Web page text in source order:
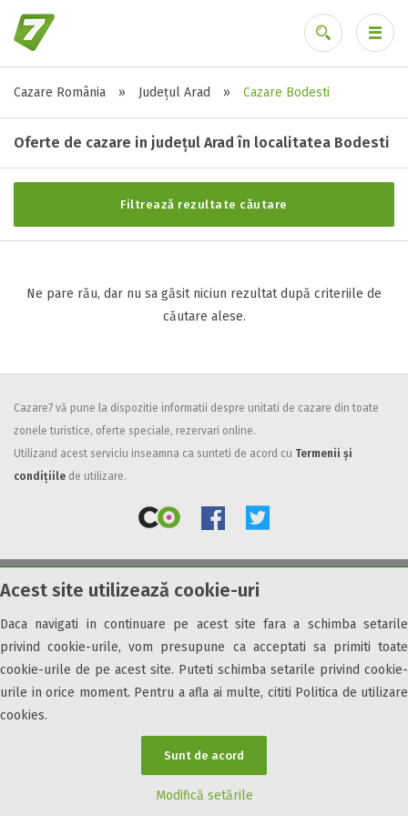
Acest site utilizează cookie-uri
Daca navigati in continuare pe acest site fara a schimba setarile
privind cookie-urile, vom presupune ca acceptati sa primiti toate
cookie-urile de pe acest site. Puteti schimba setarile privind cookie-
urile in orice moment. Pentru a afla ai multe, cititi Politica de utilizare
cookies.
Sunt de acord
Modifică setările
Cazare România » Județul Arad » Cazare Bodesti
Oferte de cazare in județul Arad în localitatea Bodesti
Filtrează rezultate căutare
Stele / margarete
Neclasificat
2 stele / margarete
3 stele / margarete
Facilități
Internet wireless
All inclusive
Pensiune completa
Demipensiune
Mic dejun
Accepta animale
Accepta voucher vacanta
Acces persoane cu dizabilități
Ne pare rău, dar nu sa găsit niciun rezultat după criteriile de
căutare alese.
Cazare7 vă pune la dispozitie informatii despre unitati de cazare din toate
zonele turistice, oferte speciale, rezervari online.
Utilizand acest serviciu inseamna ca sunteti de acord cu Termenii și
condițiile de utilizare.
© 2026 Cazare7. Toate drepturile rezervate.
Obiective turistice Informații utile Parteneri Cazare7 Harta Cazare7